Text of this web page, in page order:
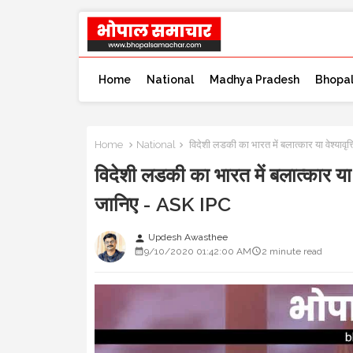
Home National Madhya Pradesh Bhopal
Home National विदेशी लडकी का भारत में बलात्कार या
विदेशी लडकी का भारत में बलात्कार
जानिए - ASK IPC
person Updesh Awasthee
9/10/2020 01:42:00 AM
2 minute read